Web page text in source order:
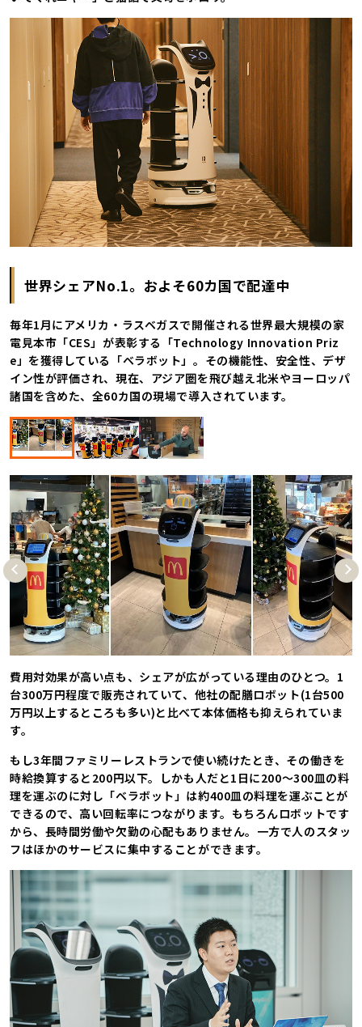
世界シェアNo.1。およそ60カ国で配達中
毎年1月にアメリカ・ラスベガスで開催される世界最大規模の家
電見本市「CES」が表彰する「Technology Innovation Priz
e」を獲得している「ベラボット」。その機能性、安全性、デザ
イン性が評価され、現在、アジア圏を飛び越え北米やヨーロッパ
諸国を含めた、全60カ国の現場で導入されています。
Pre
vio
Nex
t
費用対効果が高い点も、シェアが広がっている理由のひとつ。1
台300万円程度で販売されていて、他社の配膳ロボット(1台500
万円以上するところも多い)と比べて本体価格も抑えられていま
す。
もし3年間ファミリーレストランで使い続けたとき、その働きを
時給換算すると200円以下。しかも人だと1日に200〜300皿の料
理を運ぶのに対し「ベラボット」は約400皿の料理を運ぶことが
できるので、高い回転率につながります。もちろんロボットです
から、長時間労働や欠勤の心配もありません。一方で人のスタッ
フはほかのサービスに集中することができます。